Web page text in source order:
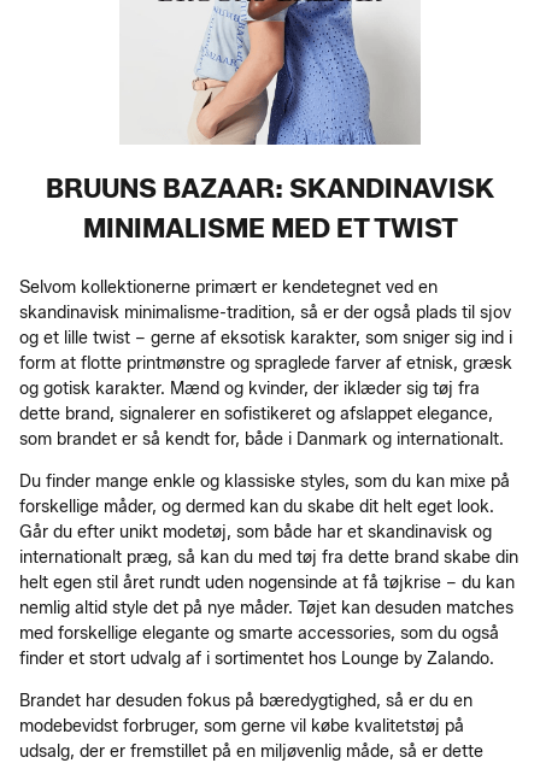
BRUUNS BAZAAR: SKANDINAVISK
MINIMALISME MED ET TWIST
Selvom kollektionerne primært er kendetegnet ved en
skandinavisk minimalisme-tradition, så er der også plads til sjov
og et lille twist – gerne af eksotisk karakter, som sniger sig ind i
form at flotte printmønstre og spraglede farver af etnisk, græsk
og gotisk karakter. Mænd og kvinder, der iklæder sig tøj fra
dette brand, signalerer en sofistikeret og afslappet elegance,
som brandet er så kendt for, både i Danmark og internationalt.
Du finder mange enkle og klassiske styles, som du kan mixe på
forskellige måder, og dermed kan du skabe dit helt eget look.
Går du efter unikt modetøj, som både har et skandinavisk og
internationalt præg, så kan du med tøj fra dette brand skabe din
helt egen stil året rundt uden nogensinde at få tøjkrise – du kan
nemlig altid style det på nye måder. Tøjet kan desuden matches
med forskellige elegante og smarte accessories, som du også
finder et stort udvalg af i sortimentet hos Lounge by Zalando.
Brandet har desuden fokus på bæredygtighed, så er du en
modebevidst forbruger, som gerne vil købe kvalitetstøj på
udsalg, der er fremstillet på en miljøvenlig måde, så er dette